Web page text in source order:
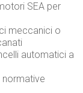
SEA per
meccanici o
automatici a